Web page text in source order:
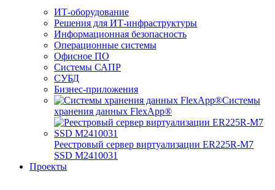
ИТ-оборудование
Решения для ИТ-инфраструктуры
Информационная безопасность
Операционные системы
Офисное ПО
Системы САПР
СУБД
Бизнес-приложения
Системы
хранения данных FlexApp®
Реестровый сервер виртуализации ER225R-M7
SSD М2410031
Проекты